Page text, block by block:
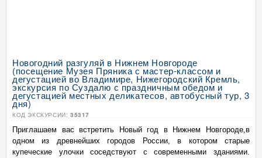
Новогодний разгуляй в Нижнем Новгороде
(посещение Музея Пряника с мастер-классом и
дегустацией во Владимире, Нижегородский Кремль,
экскурсия по Суздалю с праздничным обедом и
дегустацией местных деликатесов, автобусный тур, 3
дня)
КОД ЭКСКУРСИИ: 35317
Приглашаем вас встретить Новый год в Нижнем Новгороде,в
одном из древнейших городов России, в котором старые
купеческие улочки соседствуют с современными зданиями.